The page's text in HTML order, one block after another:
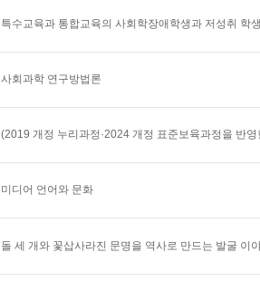
특수교육과 통합교육의 사회학장애학생과 저성취 학
사회과학 연구방법론
(2019 개정 누리과정·2024 개정 표준보육과정을 반
미디어 언어와 문화
돌 세 개와 꽃삽사라진 문명을 역사로 만드는 발굴 이